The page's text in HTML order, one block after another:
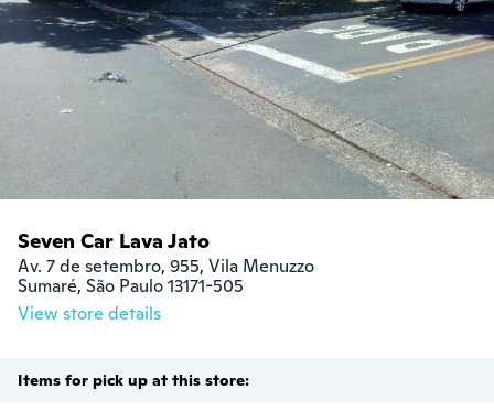
Seven Car Lava Jato
Av. 7 de setembro, 955, Vila Menuzzo
Sumaré, São Paulo 13171-505
View store details
Items for pick up at this store: